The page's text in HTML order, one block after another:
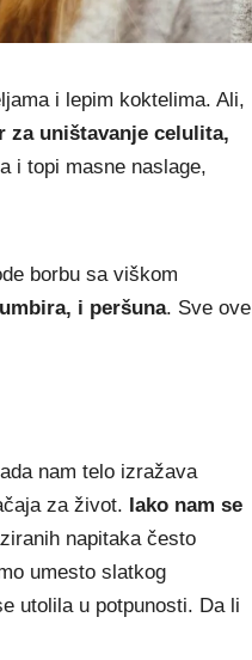
i lepim koktelima. Ali,
za uništavanje celulita,
i topi masne naslage,
borbu sa viškom
i peršuna. Sve ove
nam telo izražava
za život. Iako nam se
napitaka često
umesto slatkog
utolila u potpunosti. Da li